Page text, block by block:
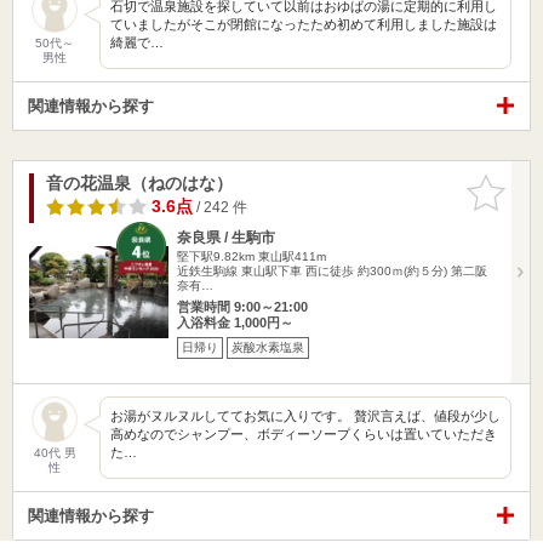
50代～
男性
石切で温泉施設を探していて以前はおゆばの湯に定期的に利用し
ていましたがそこが閉館になったため初めて利用しました施設は
綺麗で…
関連情報から探す
お気に入
りに追加
音の花温泉（ねのはな）
3.6点/ 242 件
奈良県 / 生駒市
堅下駅9.82km 東山駅411m
近鉄生駒線 東山駅下車 西に徒歩 約300ｍ(約５分) 第二阪
奈有…
営業時間 9:00～21:00
入浴料金 1,000円～
日帰り 炭酸水素塩泉
40代 男
性
お湯がヌルヌルしててお気に入りです。 贅沢言えば、値段が少し
高めなのでシャンプー、ボディーソープくらいは置いていただき
た…
関連情報から探す